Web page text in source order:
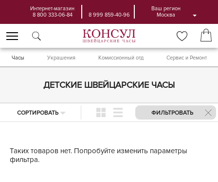
Интернет-магазин
8 800 333-06-84
8 999 859-40-96
Ваш регион
Москва
Часы Украшения Комиссионный отд Сервис и Ремонт
ДЕТСКИЕ ШВЕЙЦАРСКИЕ ЧАСЫ
СОРТИРОВАТЬ ФИЛЬТРОВАТЬ
Таких товаров нет. Попробуйте изменить параметры
фильтра.